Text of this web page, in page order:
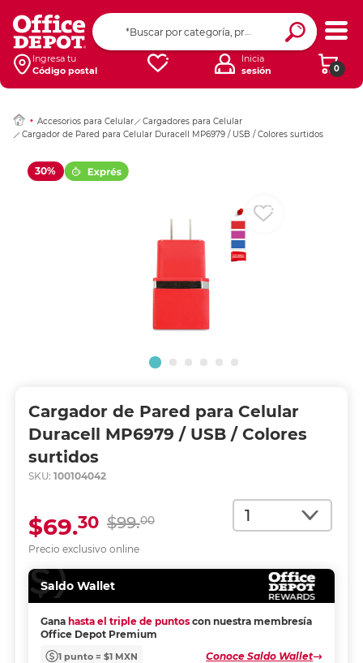
Ingresa tu
Código postal
0
Inicia
sesión
Accesorios para Celular
Cargadores para Celular
Cargador de Pared para Celular Duracell MP6979 / USB / Colores surtidos
30%
Cargador de Pared para Celular
Duracell MP6979 / USB / Colores
surtidos
SKU: 100104042
Cantidad
Precio exclusivo online
$99.00
$69.30
Saldo Wallet
Gana hasta el triple de puntos con nuestra membresía
Office Depot Premium
1 punto = $1 MXN Conoce Saldo Wallet
Ingresar Codigo